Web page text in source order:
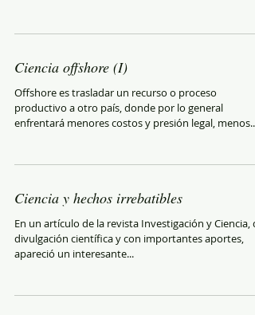
Ciencia offshore (I)
Offshore es trasladar un recurso o proceso
productivo a otro país, donde por lo general
enfrentará menores costos y presión legal, menos...
Ciencia y hechos irrebatibles
En un artículo de la revista Investigación y Ciencia,
divulgación científica y con importantes aportes,
apareció un interesante...